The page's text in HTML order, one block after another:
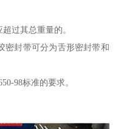
过其总重量的。
密封带可分为舌形密封带和
98标准的要求。